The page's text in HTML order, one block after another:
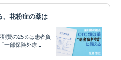
、花粉症の薬は
剤費の25％は患者負
部保険外療...